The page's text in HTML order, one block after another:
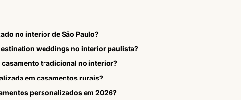
no interior de São Paulo?
weddings no interior paulista?
tradicional no interior?
em casamentos rurais?
personalizados em 2026?